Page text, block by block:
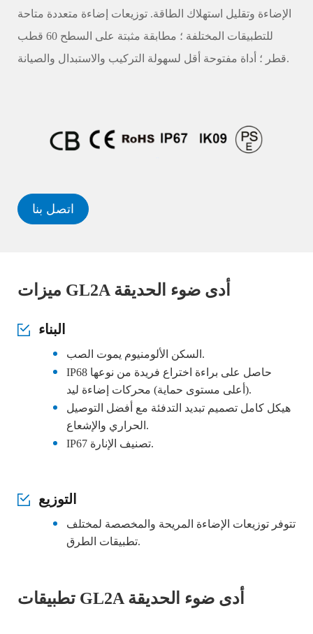
الإضاءة وتقليل استهلاك الطاقة. توزيعات إضاءة متعددة متاحة
للتطبيقات المختلفة ؛ مطابقة مثبتة على السطح 60 قطب
قطر ؛ أداة مفتوحة أقل لسهولة التركيب والاستبدال والصيانة.
اتصل بنا
ميزات GL2A أدى ضوء الحديقة
البناء
السكن الألومنيوم يموت الصب.
IP68 حاصل على براءة اختراع فريدة من نوعها
(أعلى مستوى حماية) محركات إضاءة ليد.
هيكل كامل تصميم تبديد التدفئة مع أفضل التوصيل
الحراري والإشعاع.
IP67 تصنيف الإنارة.
التوزيع
تتوفر توزيعات الإضاءة المريحة والمخصصة لمختلف
تطبيقات الطرق.
تطبيقات GL2A أدى ضوء الحديقة